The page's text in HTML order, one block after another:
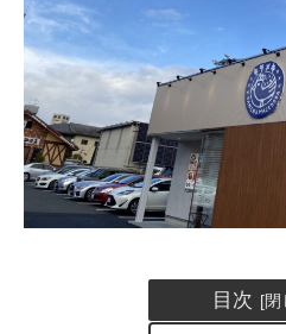
目次